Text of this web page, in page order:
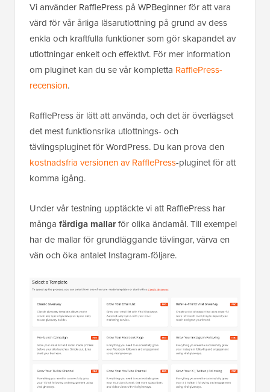
Vi använder RafflePress på WPBeginner för att vara
värd för vår årliga läsarutlottning på grund av dess
enkla och kraftfulla funktioner som gör skapandet av
utlottningar enkelt och effektivt. För mer information
om pluginet kan du se vår kompletta RafflePress-
recension.
RafflePress är lätt att använda, och det är överlägset
det mest funktionsrika utlottnings- och
tävlingspluginet för WordPress. Du kan prova den
kostnadsfria versionen av RafflePress-pluginet för att
komma igång.
Under vår testning upptäckte vi att RafflePress har
många färdiga mallarför olika ändamål. Till exempel
har de mallar för grundläggande tävlingar, värva en
vän och öka antalet Instagram-följare.